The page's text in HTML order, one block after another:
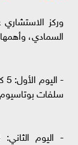
وركز
السمادي،
سلفات بوتاسيوم + 2 لتر حامض